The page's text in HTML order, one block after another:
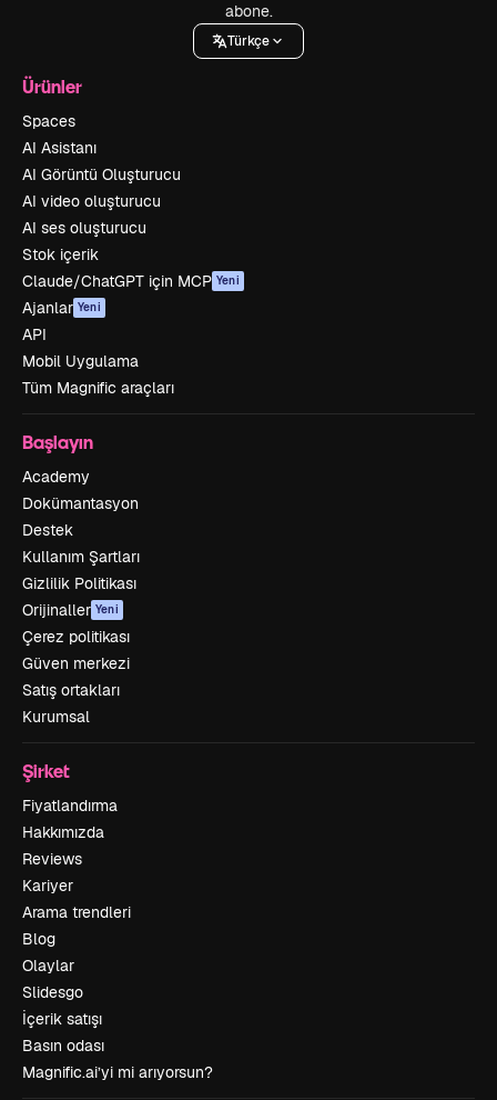
abone.
Türkçe
Ürünler
Spaces
AI Asistanı
AI Görüntü Oluşturucu
AI video oluşturucu
AI ses oluşturucu
Stok içerik
Claude/ChatGPT için MCP Yeni
Ajanlar Yeni
API
Mobil Uygulama
Tüm Magnific araçları
Başlayın
Academy
Dokümantasyon
Destek
Kullanım Şartları
Gizlilik Politikası
Orijinaller Yeni
Çerez politikası
Güven merkezi
Satış ortakları
Kurumsal
Şirket
Fiyatlandırma
Hakkımızda
Reviews
Kariyer
Arama trendleri
Blog
Olaylar
Slidesgo
İçerik satışı
Basın odası
Magnific.ai’yi mi arıyorsun?